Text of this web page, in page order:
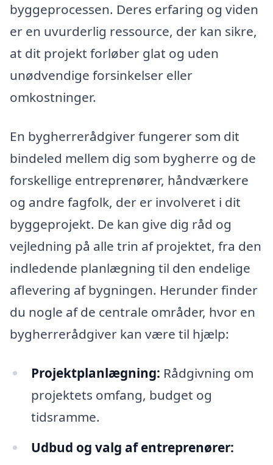
byggeprocessen. Deres erfaring og viden
er en uvurderlig ressource, der kan sikre,
at dit projekt forløber glat og uden
unødvendige forsinkelser eller
omkostninger.
En bygherrerådgiver fungerer som dit
bindeled mellem dig som bygherre og de
forskellige entreprenører, håndværkere
og andre fagfolk, der er involveret i dit
byggeprojekt. De kan give dig råd og
vejledning på alle trin af projektet, fra den
indledende planlægning til den endelige
aflevering af bygningen. Herunder finder
du nogle af de centrale områder, hvor en
bygherrerådgiver kan være til hjælp:
Projektplanlægning: Rådgivning om
projektets omfang, budget og
tidsramme.
Udbud og valg af entreprenører: